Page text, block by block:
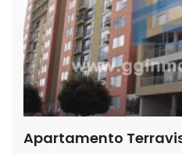
Apartamento